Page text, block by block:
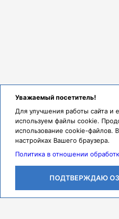
Личный
Уважаемый посетитель!
Для улучшения работы сайта и
используем файлы cookie.
использование cookie-файлов.
настройках Вашего браузера.
Политика в отношении
ПОДТВЕРЖДАЮ